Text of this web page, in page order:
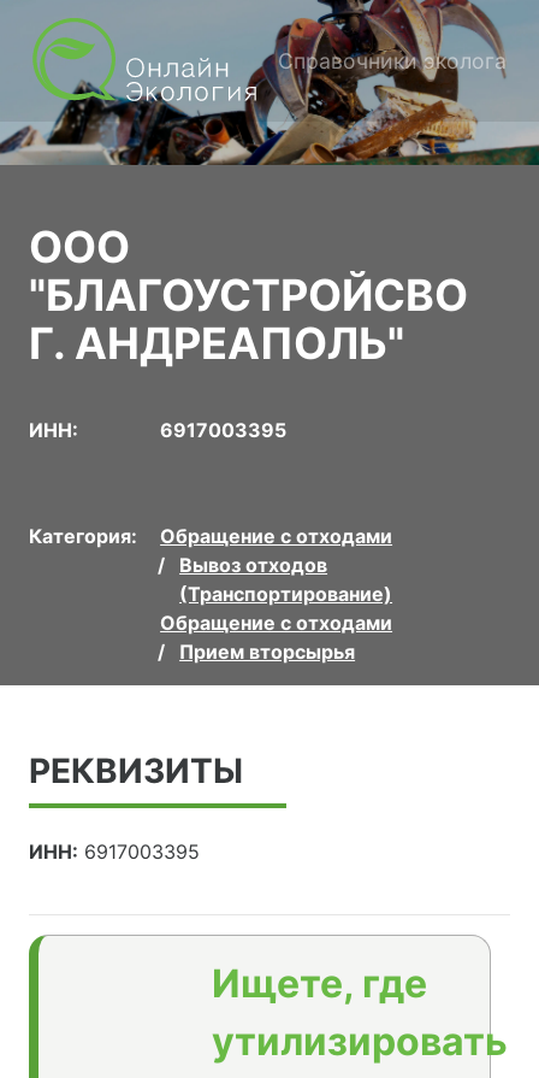
Справочники эколога
ООО
"БЛАГОУСТРОЙСВО
Г. АНДРЕАПОЛЬ"
ИНН: 6917003395
Категория:
Обращение с отходами
Вывоз отходов
(Транспортирование)
Обращение с отходами
Прием вторсырья
РЕКВИЗИТЫ
ИНН: 6917003395
Ищете, где
утилизировать